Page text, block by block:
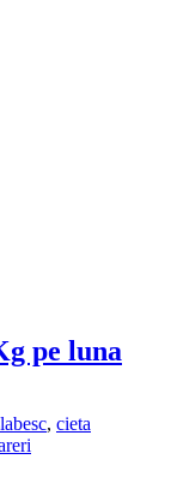
pe luna
, cieta